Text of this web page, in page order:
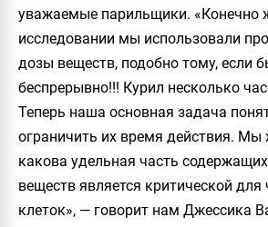
уважаемые парильщики. «Конечно
исследовании мы использовали
дозы веществ, подобно тому, если
беспрерывно!!! Курил несколько
Теперь наша основная задача
ограничить их время действия. Мы
какова удельная часть
веществ является критической для
клеток», — говорит нам Джессика